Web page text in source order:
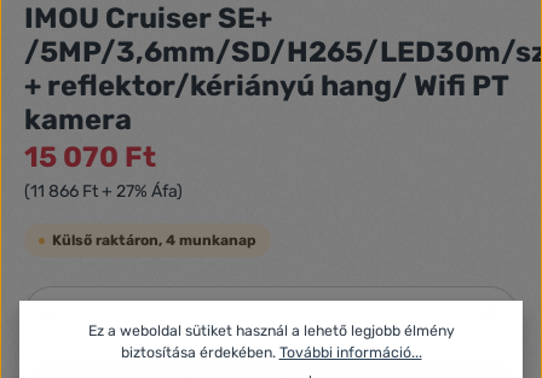
IMOU Cruiser SE+
/5MP/3,6mm/SD/H265/LED30m/
+ reflektor/kériányú hang/ Wifi PT
kamera
15 070 Ft
(11 866 Ft + 27% Áfa)
Külső raktáron, 4 munkanap
Termékmennyiség: Adja meg a kívánt
Ez a weboldal sütiket használ a lehető legjobb élmény
biztosítása érdekében. További információ...